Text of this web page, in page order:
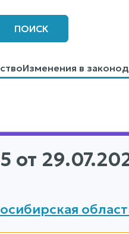
ПОИСК
Изменения в
от